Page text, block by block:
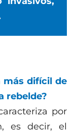
más difícil de
rebelde?
por
es decir, el